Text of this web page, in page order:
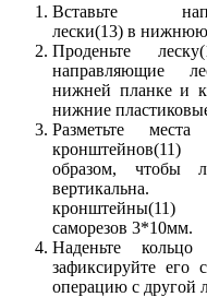
Вставьте
лески(13) в нижнюю
Проденьте
направляющие
нижней планке и
нижние
Разметьте места
образом, чтобы
вертикальна.
саморезов 3*10мм.
Наденьте
зафиксируйте
операцию с другой